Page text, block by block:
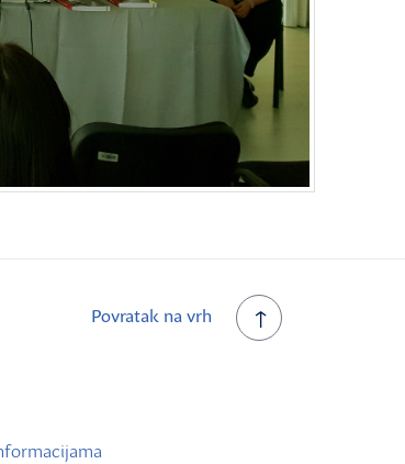
Povratak na vrh